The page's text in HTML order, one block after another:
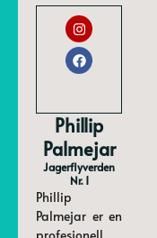
Phillip
Palmejar
Jagerflyverden
Nr. 1
Phillip
Palmejar er en